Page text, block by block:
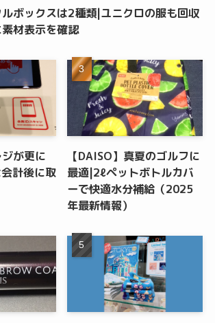
ルボックスは2種類|ユニクロの服も回収
材表示を確認
ジが更に
計後に取
【DAISO】真夏のゴルフに
最適|2ℓペットボトルカバ
ーで快適水分補給（2025
年最新情報）